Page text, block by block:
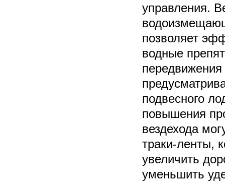
управления.
позволяет
водные
подвесного
повышения
вездехода
траки-ленты,
увеличить
уменьшить